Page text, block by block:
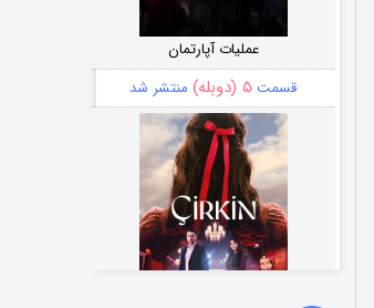
عملیات آپارتمان
قسمت ۵ (دوبله) منتشر شد